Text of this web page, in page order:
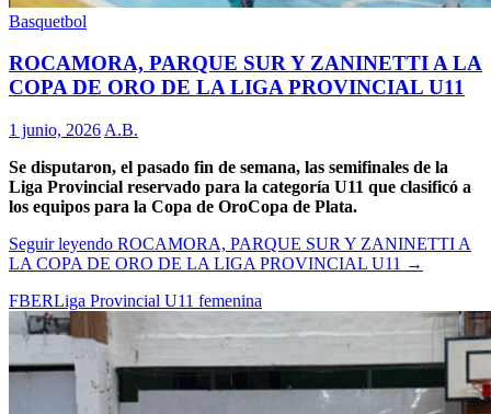
Basquetbol
ROCAMORA, PARQUE SUR Y ZANINETTI A LA
COPA DE ORO DE LA LIGA PROVINCIAL U11
1 junio, 2026 A.B.
Se disputaron, el pasado fin de semana, las semifinales de la
Liga Provincial reservado para la categoría U11 que clasificó a
los equipos para la Copa de OroCopa de Plata.
Seguir leyendo ROCAMORA, PARQUE SUR Y ZANINETTI A
LA COPA DE ORO DE LA LIGA PROVINCIAL U11 →
FBERLiga Provincial U11 femenina